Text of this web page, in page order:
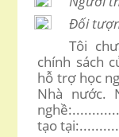
Đối
Tôi
chính sách
hỗ trợ học
Nhà nước.
tạo